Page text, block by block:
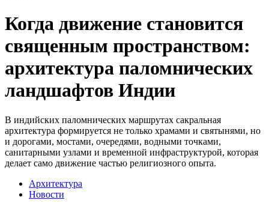
Когда движение становится
священным пространством:
архитектура паломнических
ландшафтов Индии
В индийских паломнических маршрутах сакральная
архитектура формируется не только храмами и святынями, но
и дорогами, мостами, очередями, водными точками,
санитарными узлами и временной инфраструктурой, которая
делает само движение частью религиозного опыта.
Архитектура
Новости